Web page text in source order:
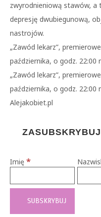
zwyrodnieniową stawów, a
depresję dwubiegunową,
nastrojów.
„Zawód lekarz”,
października, o godz. 22:00
„Zawód lekarz”,
października, o godz. 22:00
Alejakobiet.pl
Imię *